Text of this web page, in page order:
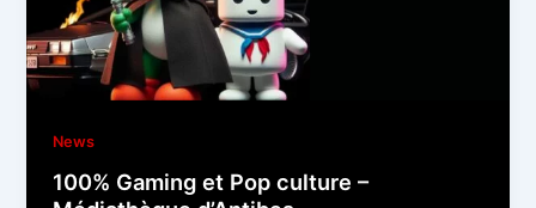
News
100% Gaming et Pop culture –